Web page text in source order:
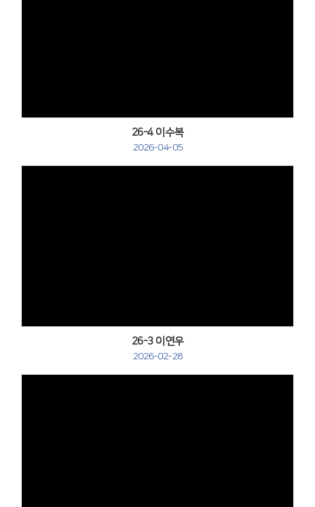
26-4 이수복
2026-04-05
26-3 이연우
2026-02-28